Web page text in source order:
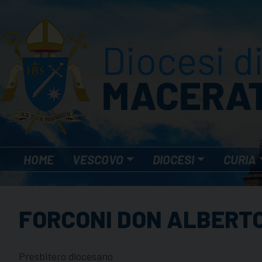
content
HOME VESCOVO DIOCESI CURIA
FORCONI DON
Presbitero diocesano